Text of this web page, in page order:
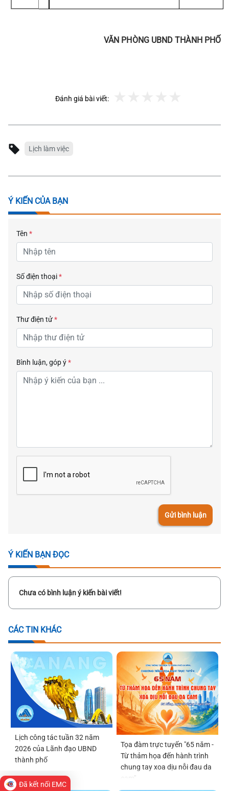
VĂN PHÒNG UBND THÀNH PHỐ
Đánh giá bài viết:
Lịch làm việc
Ý KIẾN CỦA BẠN
Tên *
Số điện thoại*
Thư điện tử*
Bình luận, góp ý*
Gửi bình luận
Ý KIẾN BẠN ĐỌC
Chưa có bình luận ý kiến bài viết!
CÁC TIN KHÁC
Lịch công tác tuần 32 năm
2026 của Lãnh đạo UBND
thành phố
Tọa đàm trực tuyến "65 năm -
Từ thảm họa đến hành trình
chung tay xoa dịu nỗi đau da
cam"
Đã kết nối EMC